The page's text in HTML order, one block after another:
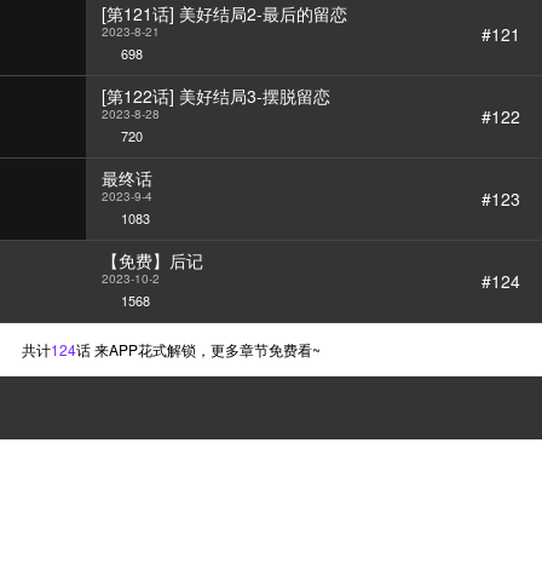
[第121话] 美好结局2-最后的留恋
2023-8-21
698
#121
[第122话] 美好结局3-摆脱留恋
2023-8-28
720
#122
最终话
2023-9-4
1083
#123
【免费】后记
2023-10-2
1568
#124
共计124话 来APP花式解锁，更多章节免费看~